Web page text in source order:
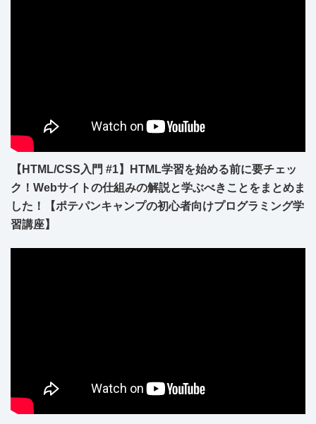
【HTML/CSS入門 #1】HTML学習を始める前に要チェッ
ク！Webサイトの仕組みの解説と学ぶべきことをまとめま
した！【ポテパンキャンプの初心者向けプログラミング学
習講座】